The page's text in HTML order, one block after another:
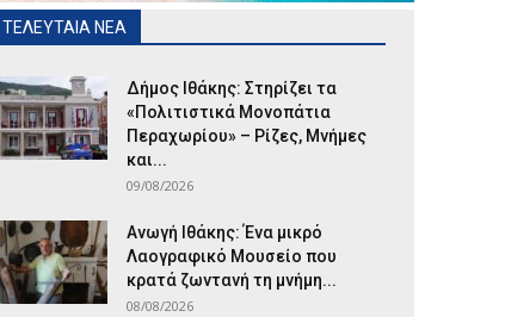
ΤΕΛΕΥΤΑΙΑ ΝΕΑ
Δήμος Ιθάκης: Στηρίζει τα
«Πολιτιστικά Μονοπάτια
Περαχωρίου» – Ρίζες, Μνήμες
και...
09/08/2026
Ανωγή Ιθάκης: Ένα μικρό
Λαογραφικό Μουσείο που
κρατά ζωντανή τη μνήμη...
08/08/2026